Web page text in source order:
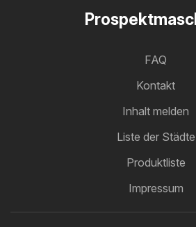
FAQ
Kontakt
Inhalt melden
Liste der Städte
Produktliste
Impressum